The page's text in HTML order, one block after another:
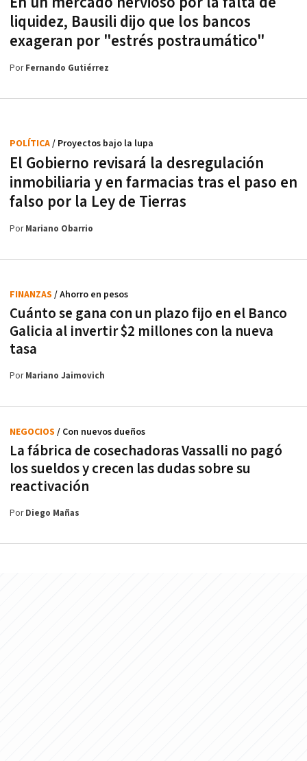
liquidez, Bausili dijo que los bancos
exageran por "estrés postraumático"
PorFernando Gutiérrez
El Gobierno revisará la desregulación
inmobiliaria y en farmacias tras el paso en
falso por la Ley de Tierras
POLÍTICA/ Proyectos bajo la lupa
PorMariano Obarrio
Cuánto se gana con un plazo fijo en el Banco
Galicia al invertir $2 millones con la nueva
tasa
FINANZAS / Ahorro en pesos
PorMariano Jaimovich
La fábrica de cosechadoras Vassalli no pagó
los sueldos y crecen las dudas sobre su
reactivación
NEGOCIOS / Con nuevos dueños
PorDiego Mañas